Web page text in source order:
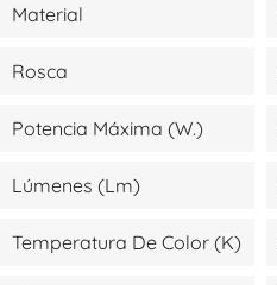
Material
Rosca
Potencia Máxima (W.)
Lúmenes (lm)
Temperatura De Color (K)